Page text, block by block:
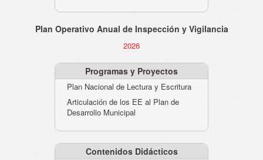
Plan Operativo Anual de Inspección y Vigilancia
2026
Programas y Proyectos
Plan Nacional de Lectura y Escritura
Articulación de los EE al Plan de
Desarrollo Municipal
Contenidos Didácticos